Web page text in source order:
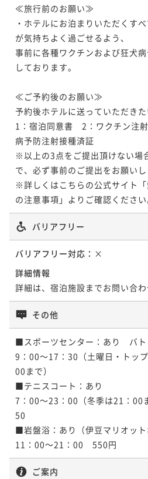
≪旅行前のお願い≫
・ホテルにお泊まりいただくす
が気持ちよく過ごせるよう、
事前に各種ワクチンおよび狂犬
しております。
≪ご予約後のお願い≫
予約後ホテルに送っていただき
1：宿泊同意書　2：ワクチン注
病予防注射接種済証
※以上の3点をご提出頂けない場
で、必ず事前のご提出をお願いし
※詳しくはこちらの公式サイト
バリアフリー
バリアフリー対応： ×
詳細情報
詳細は、宿泊施設までお問い合わ
その他
■スポーツセンター：あり　バ
9：00～17：30（土曜日・トッ
00まで）
■テニスコート：あり
7：00～23：00（冬季は21：00
50
■岩盤浴：あり（伊豆マリオット
11：00～21：00　550円
ご案内